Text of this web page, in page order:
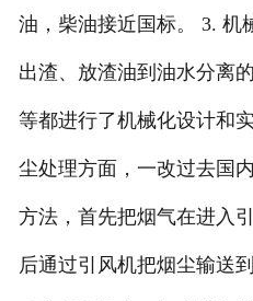
油，柴油接近国标。 3. 机
出渣、放渣油到油水分离
等都进行了机械化设计和
尘处理方面，一改过去国
方法，首先把烟气在进入
后通过引风机把烟尘输送